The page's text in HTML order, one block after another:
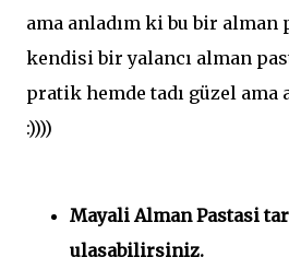
ama anladım ki bu bir alman
kendisi bir yalancı alman
pratik hemde tadı güzel ama
:))))
Mayali Alman Pastasi
ulasabilirsiniz.